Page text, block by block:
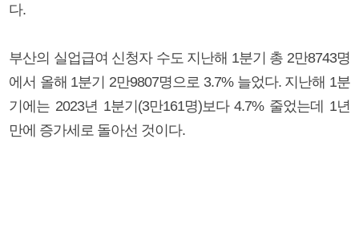
다.
부산의 실업급여 신청자 수도 지난해 1분기 총 2만8743명
에서 올해 1분기 2만9807명으로 3.7% 늘었다. 지난해 1분
기에는 2023년 1분기(3만161명)보다 4.7% 줄었는데 1년
만에 증가세로 돌아선 것이다.